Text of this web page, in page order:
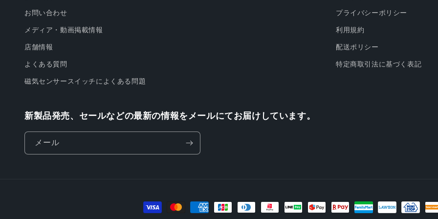
お問い合わせ
メディア・動画掲載情報
店舗情報
よくある質問
磁気センサースイッチによくある問題
プライバシーポリシー
利用規約
配送ポリシー
特定商取引法に基づく表記
新製品発売、セールなどの最新の情報をメールにてお届けしています。
メール
決